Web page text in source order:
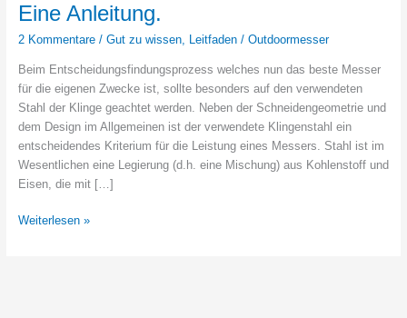
Eine Anleitung.
2 Kommentare / Gut zu wissen, Leitfaden/ Outdoormesser
Beim Entscheidungsfindungsprozess welches nun das beste Messer
für die eigenen Zwecke ist, sollte besonders auf den verwendeten
Stahl der Klinge geachtet werden. Neben der Schneidengeometrie und
dem Design im Allgemeinen ist der verwendete Klingenstahl ein
entscheidendes Kriterium für die Leistung eines Messers. Stahl ist im
Wesentlichen eine Legierung (d.h. eine Mischung) aus Kohlenstoff und
Eisen, die mit […]
Den
Weiterlesen »